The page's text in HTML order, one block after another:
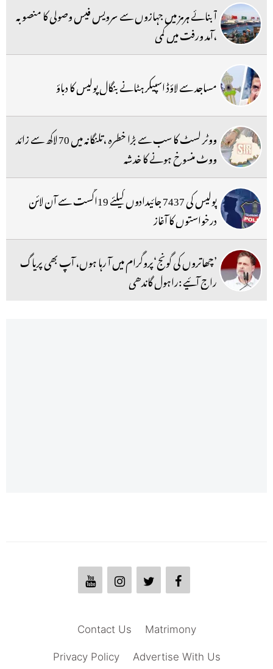
آبنائے ہرمز میں جہازوں سے سرویس فیس وصولی کا منصوبہ
،آمد ورفت میں کمی
مساجد سے لاؤڈ اسپیکر ہٹانے بنگال پولیس کا دباؤ
ووٹر لسٹ کا سب سے بڑا خطرہ ،تلنگانہ میں 70 لاکھ سے زائد
ووٹ منسوخ ہونے کا خدشہ
پولیس کی 7437 جائیدادوں کیلئے 19اگست سے آن لائن
درخواستوں کا آغاز
’چھاتروں کی گونج‘پروگرام میں آ رہا ہوں، آپ بھی پریاگ
راج آئیے :راہول گاندھی
Matrimony
Contact Us
Advertise With Us
Privacy Policy